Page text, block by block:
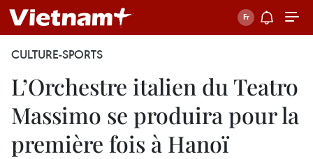
CULTURE-SPORTS
L’Orchestre italien du Teatro
Massimo se produira pour la
première fois à Hanoï